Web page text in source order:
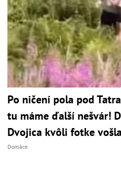
Po ničení pola pod
tu máme ďalší nešvár!
Dvojica kvôli fotke
Domáce